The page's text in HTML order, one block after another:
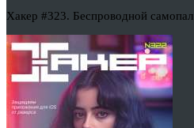
Хакер #323. Беспроводной самопал